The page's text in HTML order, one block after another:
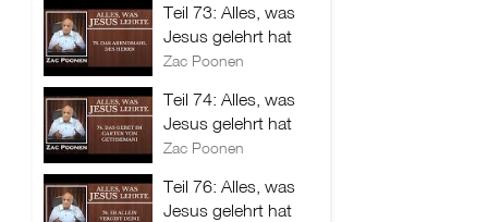
Teil 73: Alles, was
Jesus gelehrt hat
Zac Poonen
Teil 74: Alles, was
Jesus gelehrt hat
Zac Poonen
Teil 76: Alles, was
Jesus gelehrt hat